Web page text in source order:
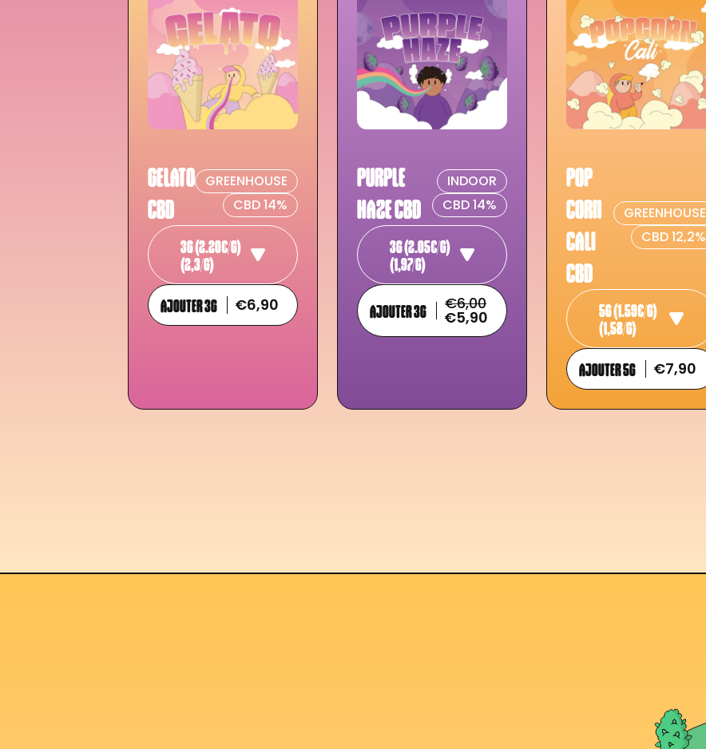
GELATO
CBD
GREENHOUSE
CBD 14%
3G (2.20€/G)
(2,3/G)
AJOUTER 3G
€6,90
PURPLE
HAZE CBD
INDOOR
CBD 14%
3G (2.05€/G)
(1,97/G)
AJOUTER 3G €6,00
€5,90
POP
CORN
CALI
CBD
GREENHOUSE
CBD 12,2%
5G (1.59€/G)
(1,58/G)
AJOUTER 5G
€7,90